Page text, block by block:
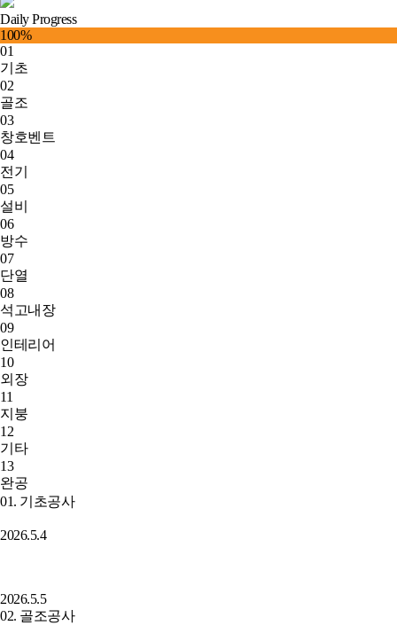
Daily Progress
100%
01
기초
02
골조
03
창호벤트
04
전기
05
설비
06
방수
07
단열
08
석고내장
09
인테리어
10
외장
11
지붕
12
기타
13
완공
01. 기초공사
2026.5.4
2026.5.5
02. 골조공사